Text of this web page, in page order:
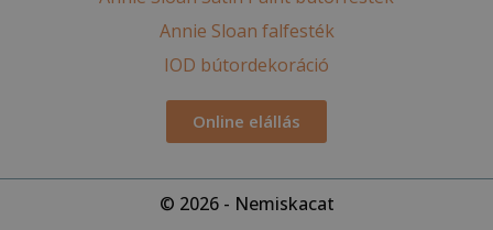
Annie Sloan falfesték
IOD bútordekoráció
Online elállás
© 2026 - Nemiskacat